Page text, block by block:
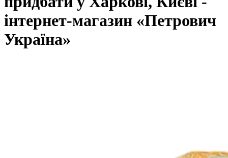
інтернет-магазин «Петрович
Україна»